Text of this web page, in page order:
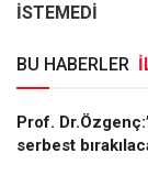
İSTEMEDİ
BU HABERLER
Prof.
serbest